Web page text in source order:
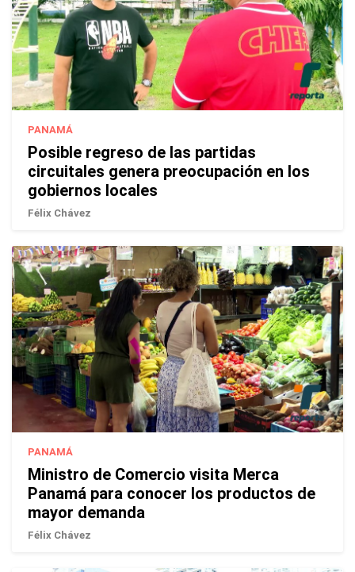
PANAMÁ
Posible regreso de las partidas
circuitales genera preocupación en los
gobiernos locales
Félix Chávez
PANAMÁ
Ministro de Comercio visita Merca
Panamá para conocer los productos de
mayor demanda
Félix Chávez